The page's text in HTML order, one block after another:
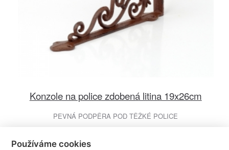
Konzole na police zdobená litina 19x26cm
PEVNÁ PODPĚRA POD TĚŽKÉ POLICE
Používáme cookies